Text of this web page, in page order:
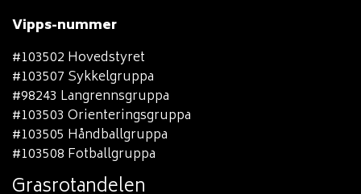
Vipps-nummer
#103502 Hovedstyret
#103507 Sykkelgruppa
#98243 Langrennsgruppa
#103503 Orienteringsgruppa
#103505 Håndballgruppa
#103508 Fotballgruppa